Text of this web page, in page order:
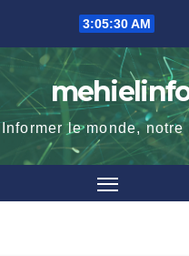
3:05:31 AM
Informer le monde, notre